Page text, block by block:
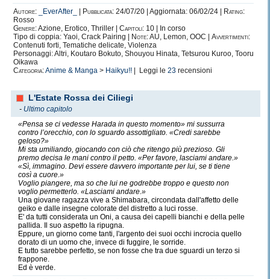
Autore:
_EverAfter_ Pubblicata: 24/07/20 | Aggiornata: 06/02/24 |
Rating:
Rosso
Genere:Azione, Erotico, Thriller | Capitoli: 10 | In corso
Tipo di coppia: Yaoi, Crack Pairing |
Note:AU, Lemon, OOC | Avvertimenti:
Contenuti forti, Tematiche delicate, Violenza
Personaggi: Altri, Koutaro Bokuto, Shouyou Hinata, Tetsurou Kuroo, Tooru
Oikawa
Categoria:Anime & Manga > Haikyu!! | Leggi le 23 recensioni
L'Estate Rossa dei Ciliegi
- Ultimo capitolo
«Pensa se ci vedesse Harada in questo momento» mi sussurra
contro l’orecchio, con lo sguardo assottigliato. «Credi sarebbe
geloso?»
Mi sta umiliando, giocando con ciò che ritengo più prezioso. Gli
premo decisa le mani contro il petto. «Per favore, lasciami andare.»
«Sì, immagino. Devi essere davvero importante per lui, se ti tiene
così a cuore.»
Voglio piangere, ma so che lui ne godrebbe troppo e questo non
voglio permetterlo. «Lasciami andare.»
Una giovane ragazza vive a Shimabara, circondata dall'affetto delle
geiko e dalle insegne colorate del distretto a luci rosse.
E' da tutti considerata un Oni, a causa dei capelli bianchi e della pelle
pallida. Il suo aspetto la ripugna.
Eppure, un giorno come tanti, l'argento dei suoi occhi incrocia quello
dorato di un uomo che, invece di fuggire, le sorride.
E tutto sarebbe perfetto, se non fosse che tra due sguardi un terzo si
frappone.
Ed è verde.